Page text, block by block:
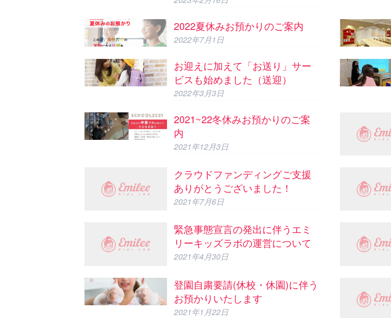
2022夏休みお預かりのご案内
2022年7月1日
お迎えに加えて「お送り」サー
ビスも始めました（送迎）
2022年3月3日
2021~22冬休みお預かりのご案
内
2021年12月3日
クラウドファンディングご支援
ありがとうございました！
2021年7月6日
緊急事態宣言の発出に伴うエミ
リーキッズラボの運営について
2021年4月30日
登園自粛要請(休校・休園)に伴う
お預かりいたします
2021年1月22日